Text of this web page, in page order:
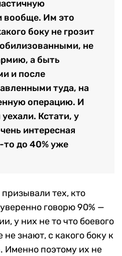
вообще. Им это
боку не грозит
не
а быть
и после
туда, на
операцию. И
Кстати, у
интересная
до 40% уже
тех, кто
говорю 90% —
у них не то что боевого
знают, с какого боку к
Именно поэтому их не